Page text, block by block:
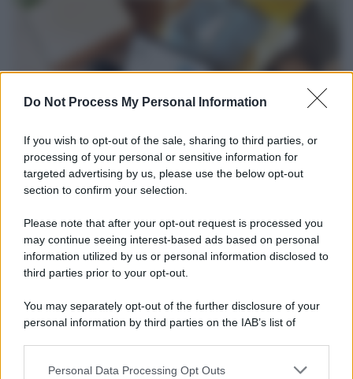
Do Not Process My Personal Information
If you wish to opt-out of the sale, sharing to third parties, or
processing of your personal or sensitive information for
targeted advertising by us, please use the below opt-out
section to confirm your selection.
Please note that after your opt-out request is processed you
may continue seeing interest-based ads based on personal
information utilized by us or personal information disclosed to
third parties prior to your opt-out.
You may separately opt-out of the further disclosure of your
personal information by third parties on the IAB’s list of
This information may also be disclosed by us to third parties
Personal Data Processing Opt Outs
Sale il numero degli acquisti online in Europa e
aumentano le vendite di articoli second hand
Circa il 20% riguarda l'abbigliamento. Sempre più successo per i
capi di seconda mano e per l'abbigliamento sportivo. Ad attrarre i
consumatori è anche il gorpcore, la tendenza ad abbinare
Il caso /
Trump ha quasi esaurito l'arsenale Usa, ma il
tycoon smentisce